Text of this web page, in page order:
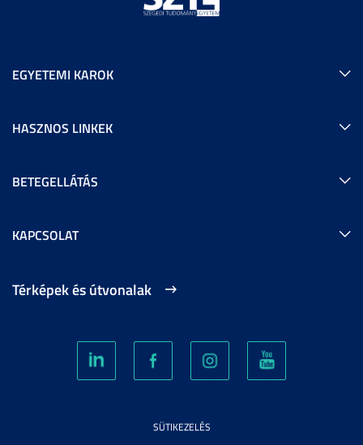
EGYETEMI KAROK
HASZNOS LINKEK
BETEGELLÁTÁS
KAPCSOLAT
Térképek és útvonalak
SÜTIKEZELÉS